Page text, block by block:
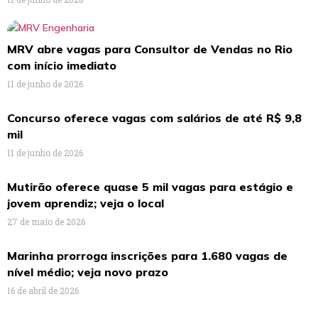
MRV abre vagas para Consultor de Vendas no Rio
com início imediato
11 de junho de 2026
Concurso oferece vagas com salários de até R$ 9,8
mil
11 de junho de 2026
Mutirão oferece quase 5 mil vagas para estágio e
jovem aprendiz; veja o local
27 de maio de 2026
Marinha prorroga inscrições para 1.680 vagas de
nível médio; veja novo prazo
16 de abril de 2026